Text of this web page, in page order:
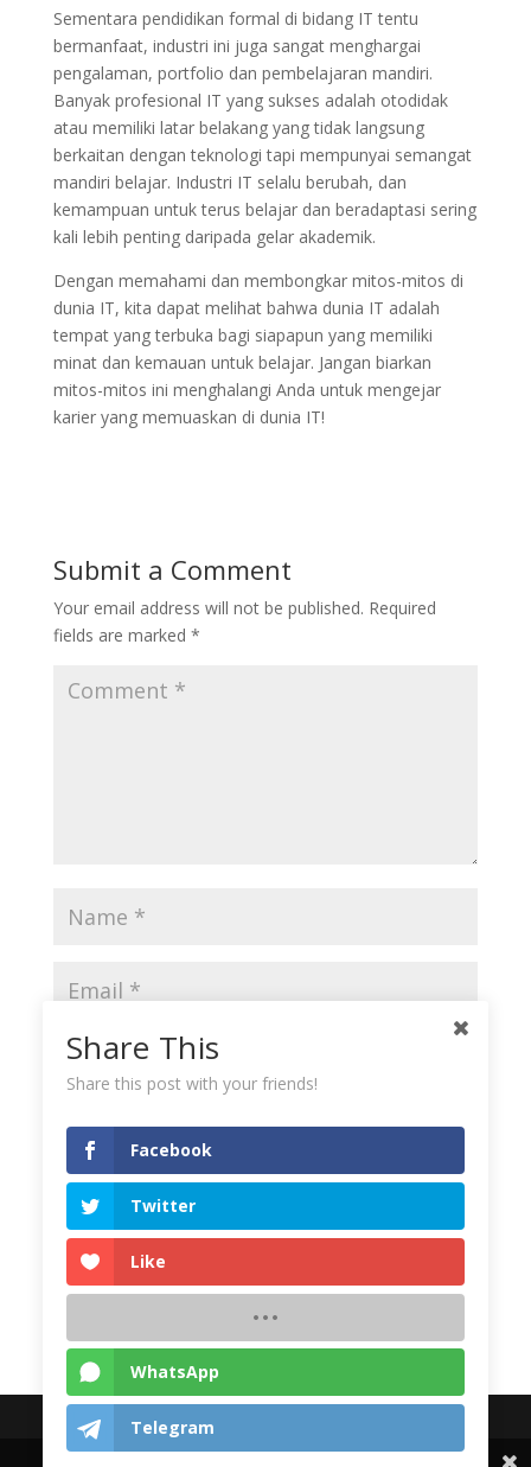
Sementara pendidikan formal di bidang IT tentu
bermanfaat, industri ini juga sangat menghargai
pengalaman, portfolio dan pembelajaran mandiri.
Banyak profesional IT yang sukses adalah otodidak
atau memiliki latar belakang yang tidak langsung
berkaitan dengan teknologi tapi mempunyai semangat
mandiri belajar. Industri IT selalu berubah, dan
kemampuan untuk terus belajar dan beradaptasi sering
kali lebih penting daripada gelar akademik.
Dengan memahami dan membongkar mitos-mitos di
dunia IT, kita dapat melihat bahwa dunia IT adalah
tempat yang terbuka bagi siapapun yang memiliki
minat dan kemauan untuk belajar. Jangan biarkan
mitos-mitos ini menghalangi Anda untuk mengejar
karier yang memuaskan di dunia IT!
Submit a Comment
Your email address will not be published. Required
fields are marked *
Save my name, email, and website in this browser
for the next time I comment.
© 2024 Yayasan Al Hasanah Bengkulu | All rights
reserved
Share This
Share this post with your friends!
Facebook
Twitter
Like
WhatsApp
Telegram